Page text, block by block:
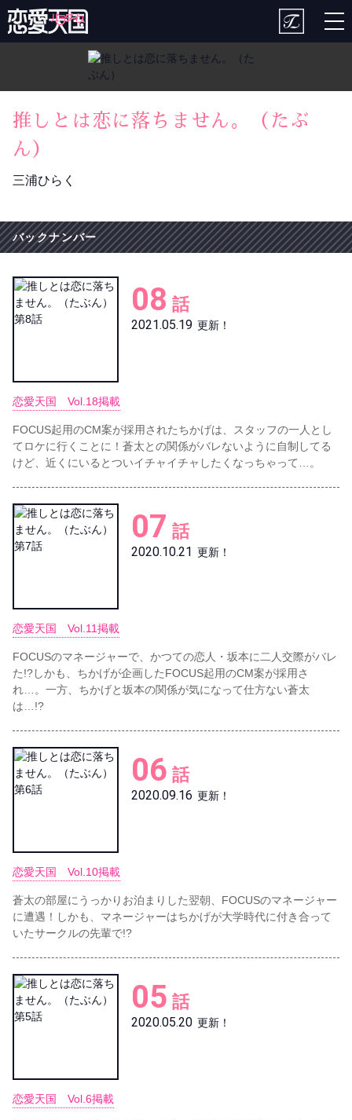
推しとは恋に落ちません。（たぶ
ん）
三浦ひらく
バックナンバー
08 話
2021.05.19 更新！
恋愛天国 Vol.18掲載
FOCUS起用のCM案が採用されたちかげは、スタッフの一人とし
てロケに行くことに！蒼太との関係がバレないように自制してる
けど、近くにいるとついイチャイチャしたくなっちゃって…。
07 話
2020.10.21 更新！
恋愛天国 Vol.11掲載
FOCUSのマネージャーで、かつての恋人・坂本に二人交際がバレ
た!?しかも、ちかげが企画したFOCUS起用のCM案が採用さ
れ…。一方、ちかげと坂本の関係が気になって仕方ない蒼太
は…!?
06 話
2020.09.16 更新！
恋愛天国 Vol.10掲載
蒼太の部屋にうっかりお泊まりした翌朝、FOCUSのマネージャー
に遭遇！しかも、マネージャーはちかげが大学時代に付き合って
いたサークルの先輩で!?
05 話
2020.05.20 更新！
恋愛天国 Vol.6掲載